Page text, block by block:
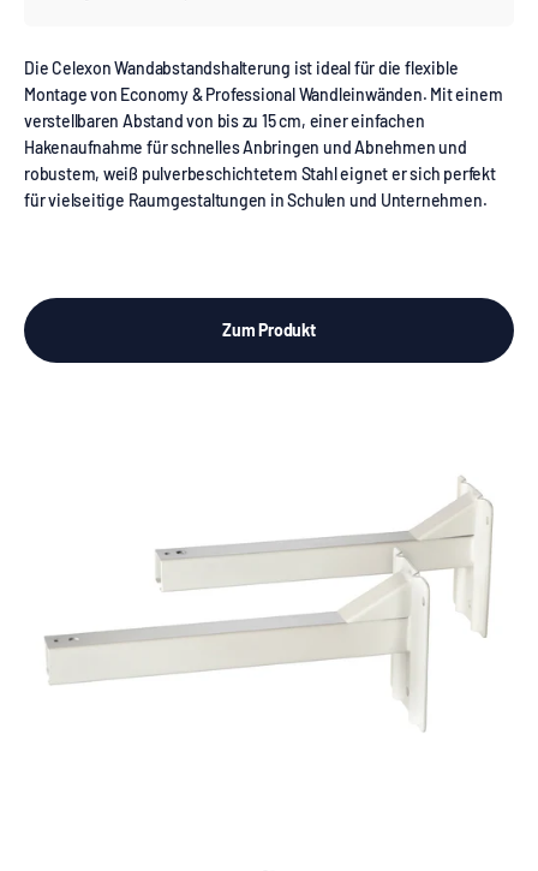
Die Celexon Wandabstandshalterung ist ideal für die flexible
Montage von Economy & Professional Wandleinwänden. Mit einem
verstellbaren Abstand von bis zu 15 cm, einer einfachen
Hakenaufnahme für schnelles Anbringen und Abnehmen und
robustem, weiß pulverbeschichtetem Stahl eignet er sich perfekt
für vielseitige Raumgestaltungen in Schulen und Unternehmen.
Zum Produkt